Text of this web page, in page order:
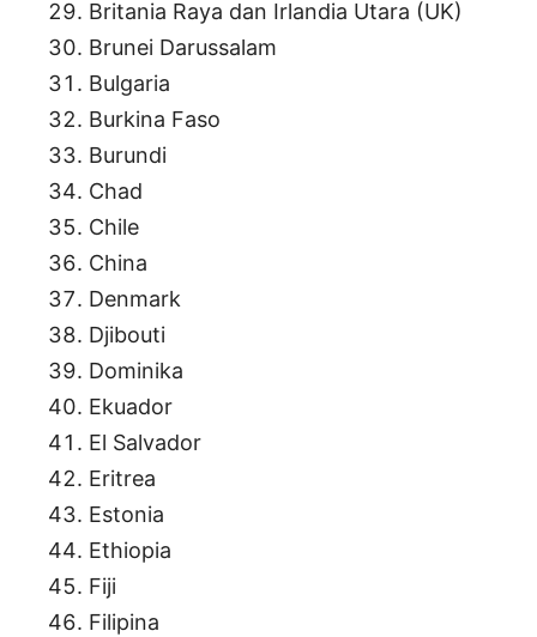
Britania Raya dan Irlandia Utara (UK)
Brunei Darussalam
Bulgaria
Burkina Faso
Burundi
Chad
Chile
China
Denmark
Djibouti
Dominika
Ekuador
El Salvador
Eritrea
Estonia
Ethiopia
Fiji
Filipina